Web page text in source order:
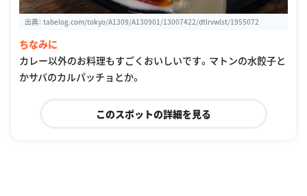
出典： tabelog.com/tokyo/A1309/A130901/13007422/dtlrvwlst/1955072
ちなみに
カレー以外のお料理もすごくおいしいです。マトンの水餃子と
かサバのカルパッチョとか。
このスポットの詳細を見る